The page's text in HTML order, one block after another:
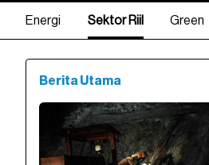
Energi Sektor Riil Green
Berita Utama